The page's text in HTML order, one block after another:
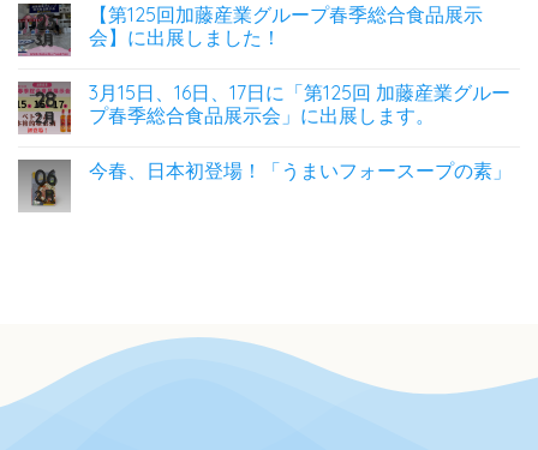
23
3月
【第125回加藤産業グループ春季総合食品展示
会】に出展しました！
28
2月
3月15日、16日、17日に「第125回 加藤産業グルー
プ春季総合食品展示会」に出展します。
06
2月
今春、日本初登場！「うまいフォースープの素」